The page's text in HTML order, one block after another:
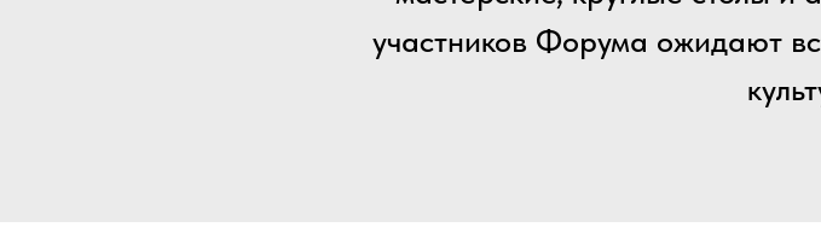
участников Форума ожидают